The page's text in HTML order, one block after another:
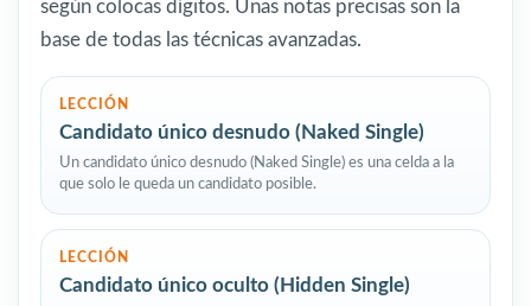
según colocas dígitos. Unas notas precisas son la
base de todas las técnicas avanzadas.
LECCIÓN
Candidato único desnudo (Naked Single)
Un candidato único desnudo (Naked Single) es una celda a la
que solo le queda un candidato posible.
LECCIÓN
Candidato único oculto (Hidden Single)